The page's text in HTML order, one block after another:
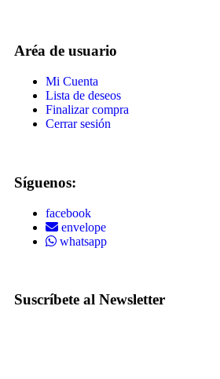
Aréa de usuario
Mi Cuenta
Lista de deseos
Finalizar compra
Cerrar sesión
Síguenos:
facebook
envelope
whatsapp
Suscríbete al Newsletter